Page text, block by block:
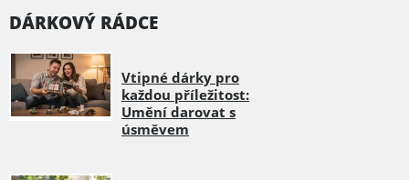
DÁRKOVÝ RÁDCE
Vtipné dárky pro
každou příležitost:
Umění darovat s
úsměvem